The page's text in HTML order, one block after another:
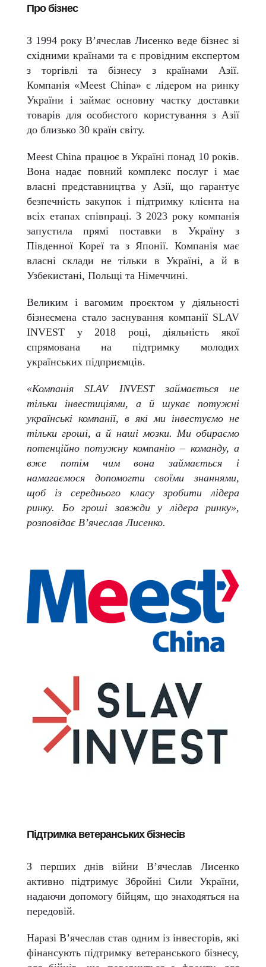
Про бізнес
З 1994 року В’ячеслав Лисенко веде бізнес зі
східними країнами та є провідним експертом
з торгівлі та бізнесу з країнами Азії.
Компанія «Meest China» є лідером на ринку
України і займає основну частку доставки
товарів для особистого користування з Азії
до близько 30 країн світу.
Meest China працює в Україні понад 10 років.
Вона надає повний комплекс послуг і має
власні представництва у Азії, що гарантує
безпечність закупок і підтримку клієнта на
всіх етапах співпраці. З 2023 року компанія
запустила прямі поставки в Україну з
Південної Кореї та з Японії. Компанія має
власні склади не тільки в Україні, а й в
Узбекистані, Польщі та Німеччині.
Великим і вагомим проєктом у діяльності
бізнесмена стало заснування компанії SLAV
INVEST у 2018 році, діяльність якої
спрямована на підтримку молодих
українських підприємців.
«Компанія SLAV INVEST займається не
тільки інвестиціями, а й шукає потужні
українські компанії, в які ми інвестуємо не
тільки гроші, а й наші мозки. Ми обираємо
потенційно потужну компанію – команду, а
вже потім чим вона займається і
намагаємося допомогти своїми знаннями,
щоб із середнього класу зробити лідера
ринку. Бо гроші завжди у лідера ринку»,
розповідає В’ячеслав Лисенко.
Підтримка ветеранських бізнесів
З перших днів війни В’ячеслав Лисенко
активно підтримує Збройні Сили України,
надаючи допомогу бійцям, що знаходяться на
передовій.
Наразі В’ячеслав став одним із інвесторів, які
фінансують підтримку ветеранського бізнесу,